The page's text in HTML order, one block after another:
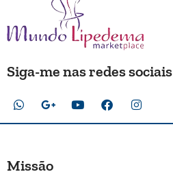
Siga-me nas redes sociais
Missão